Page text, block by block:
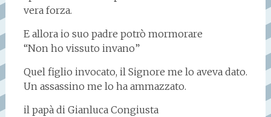
vera forza.
E allora io suo padre potrò mormorare
“Non ho vissuto invano”
Quel figlio invocato, il Signore me lo aveva dato.
Un assassino me lo ha ammazzato.
il papà di Gianluca Congiusta